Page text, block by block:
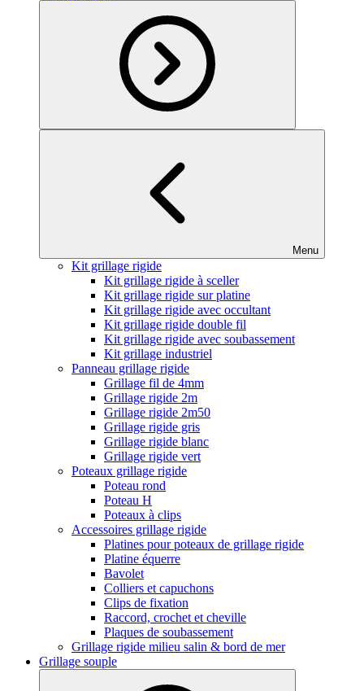
Menu
Kit grillage rigide
Kit grillage rigide à sceller
Kit grillage rigide sur platine
Kit grillage rigide avec occultant
Kit grillage rigide double fil
Kit grillage rigide avec soubassement
Kit grillage industriel
Panneau grillage rigide
Grillage fil de 4mm
Grillage rigide 2m
Grillage rigide 2m50
Grillage rigide gris
Grillage rigide blanc
Grillage rigide vert
Poteaux grillage rigide
Poteau rond
Poteau H
Poteaux à clips
Accessoires grillage rigide
Platines pour poteaux de grillage rigide
Platine équerre
Bavolet
Colliers et capuchons
Clips de fixation
Raccord, crochet et cheville
Plaques de soubassement
Grillage rigide milieu salin & bord de mer
Grillage souple